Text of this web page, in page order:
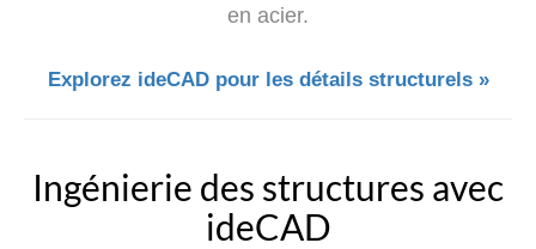
en acier.
Explorez ideCAD pour les détails structurels »
Ingénierie des structures avec
ideCAD